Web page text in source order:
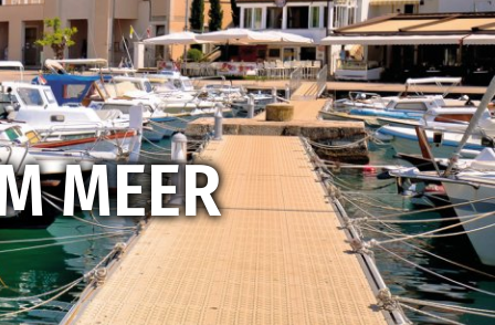
Katalogbestellung
Gutscheine
Zustiege
Versicherung
Feedback
Blätterkataloge
Infoblätter
Newsletter
FAQ
Team
Fuhrpark
JOBS
MEERZADAR